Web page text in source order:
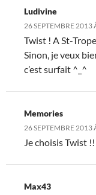
Ludivine
26 SEPTEMBRE 2013
Twist ! A St-
Sinon, je veux
c’est surfait ^_^
Memories
26 SEPTEMBRE 2013
Je choisis Twist
Max43